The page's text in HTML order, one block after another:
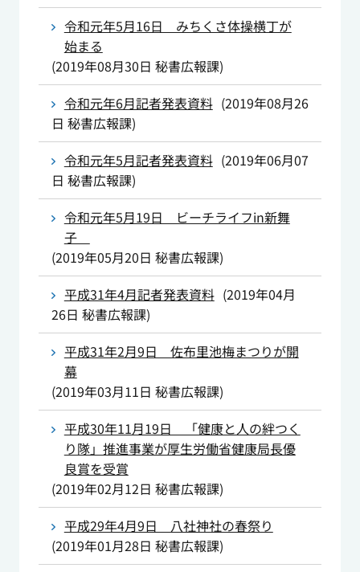
令和元年5月16日 みちくさ体操横丁が
始まる
(2019年08月30日 秘書広報課)
令和元年6月記者発表資料 (2019年08月26
日 秘書広報課)
令和元年5月記者発表資料 (2019年06月07
日 秘書広報課)
令和元年5月19日 ビーチライフin新舞
子
(2019年05月20日 秘書広報課)
平成31年4月記者発表資料 (2019年04月
26日 秘書広報課)
平成31年2月9日 佐布里池梅まつりが開
幕
(2019年03月11日 秘書広報課)
平成30年11月19日 「健康と人の絆つく
り隊」推進事業が厚生労働省健康局長優
良賞を受賞
(2019年02月12日 秘書広報課)
平成29年4月9日 八社神社の春祭り
(2019年01月28日 秘書広報課)